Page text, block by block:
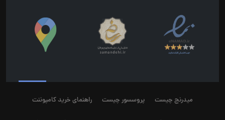
میدرنج چیست پروسسور چیست راهنمای خرید کامپوننت